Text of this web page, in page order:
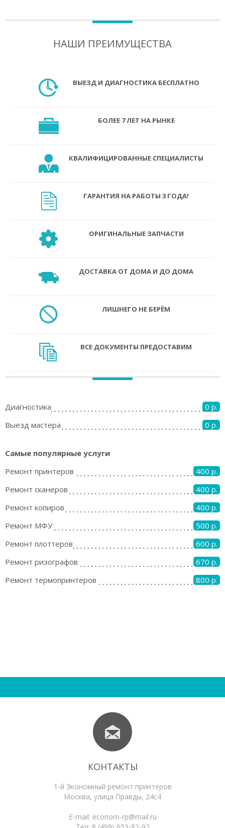
НАШИ ПРЕИМУЩЕСТВА
ВЫЕЗД И ДИАГНОСТИКА БЕСПЛАТНО
БОЛЕЕ 7 ЛЕТ НА РЫНКЕ
КВАЛИФИЦИРОВАННЫЕ СПЕЦИАЛИСТЫ
ГАРАНТИЯ НА РАБОТЫ 3 ГОДА!
ОРИГИНАЛЬНЫЕ ЗАПЧАСТИ
ДОСТАВКА ОТ ДОМА И ДО ДОМА
ЛИШНЕГО НЕ БЕРЁМ
ВСЕ ДОКУМЕНТЫ ПРЕДОСТАВИМ
Диагностика
0 р.
Выезд мастера
0 р.
Самые популярные услуги
Ремонт принтеров
400 р.
Ремонт сканеров
400 р.
Ремонт копиров
400 р.
Ремонт МФУ
500 р.
Ремонт плоттеров
600 р.
Ремонт ризографов
670 р.
Ремонт термопринтеров
800 р.
КОНТАКТЫ
1-й Экономный ремонт принтеров
Москва, улица Правды, 24с4
E-mail: econom-rp@mail.ru